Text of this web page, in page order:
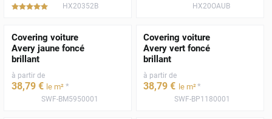
*****HX20352B HX20OAUB
Covering voiture
Avery jaune foncé
brillant
à partir de
38,79 € le m² *
SWF-BM5950001
Covering voiture
Avery vert foncé
brillant
à partir de
38,79 € le m²*
SWF-BP1180001